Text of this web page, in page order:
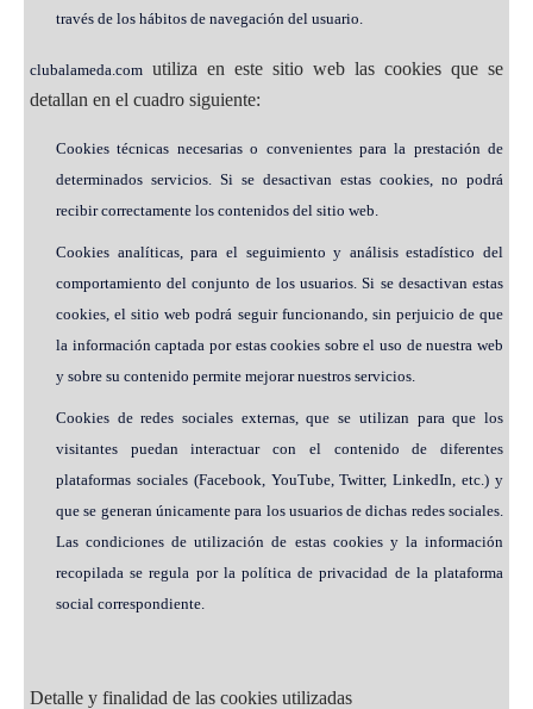
través de los hábitos de navegación del usuario.
clubalameda.com utiliza en este sitio web las cookies que se
detallan en el cuadro siguiente:
Cookies técnicas necesarias o convenientes para la prestación de
determinados servicios. Si se desactivan estas cookies, no podrá
recibir correctamente los contenidos del sitio web.
Cookies analíticas, para el seguimiento y análisis estadístico del
comportamiento del conjunto de los usuarios. Si se desactivan estas
cookies, el sitio web podrá seguir funcionando, sin perjuicio de que
la información captada por estas cookies sobre el uso de nuestra web
y sobre su contenido permite mejorar nuestros servicios.
Cookies de redes sociales externas, que se utilizan para que los
visitantes puedan interactuar con el contenido de diferentes
plataformas sociales (Facebook, YouTube, Twitter, LinkedIn, etc.) y
que se generan únicamente para los usuarios de dichas redes sociales.
Las condiciones de utilización de estas cookies y la información
recopilada se regula por la política de privacidad de la plataforma
social correspondiente.
Detalle y finalidad de las cookies utilizadas